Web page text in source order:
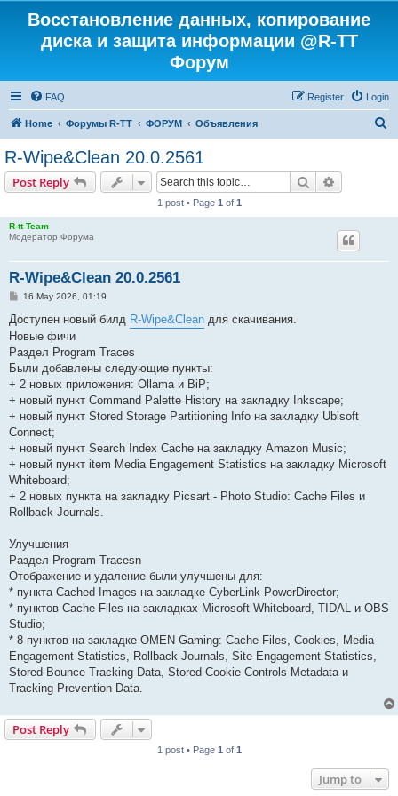
Восстановление данных, копирование
диска и защита информации @R-TT
Форум
FAQ Login
Register
Home Форумы R-TT ФОРУМ Объявления
R-Wipe&Clean 20.0.2561
Post Reply Search
1 post • Page 1 of 1
R-tt Team
Модератор Форума
R-Wipe&Clean 20.0.2561
P
s
16 May 2026, 01:19
Доступен новый билд R-Wipe&Clean для скачивания.
Новые фичи
Раздел Program Traces
Были добавлены следующие пункты:
+ 2 новых приложения: Ollama и BiP;
+ новый пункт Command Palette History на закладку Inkscape;
+ новый пункт Stored Storage Partitioning Info на закладку Ubisoft
Connect;
+ новый пункт Search Index Cache на закладку Amazon Music;
+ новый пункт item Media Engagement Statistics на закладку Microsoft
Whiteboard;
+ 2 новых пункта на закладку Picsart - Photo Studio: Cache Files и
Rollback Journals.
Улучшения
Раздел Program Tracesn
Отображение и удаление были улучшены для:
* пункта Cached Images на закладке CyberLink PowerDirector;
* пунктов Cache Files на закладках Microsoft Whiteboard, TIDAL и OBS
Studio;
* 8 пунктов на закладке OMEN Gaming: Cache Files, Cookies, Media
Engagement Statistics, Rollback Journals, Site Engagement Statistics,
Stored Bounce Tracking Data, Stored Cookie Controls Metadata и
Tracking Prevention Data.
Post Reply
1 post • Page 1 of 1
Jump to